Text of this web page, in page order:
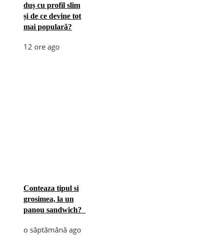
duș cu profil slim
și de ce devine tot
mai populară?
12 ore ago
Conteaza tipul si
grosimea, la un
panou sandwich?
o săptămână ago